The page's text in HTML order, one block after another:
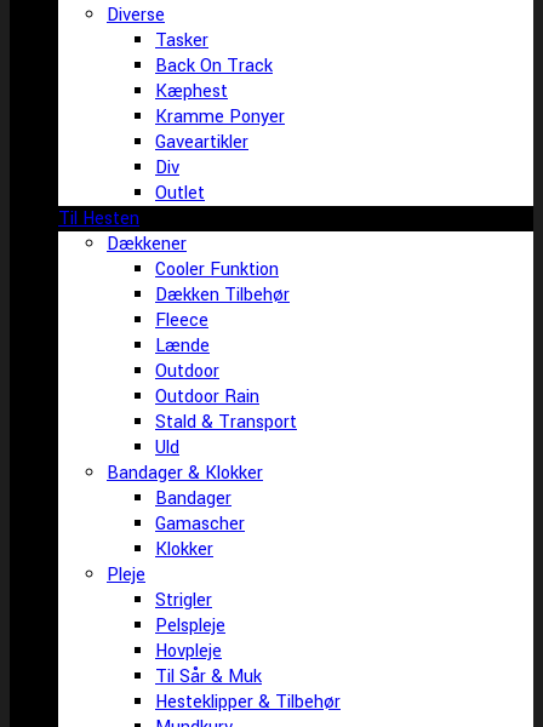
Diverse
Tasker
Back On Track
Kæphest
Kramme Ponyer
Gaveartikler
Div
Outlet
Til Hesten
Dækkener
Cooler Funktion
Dækken Tilbehør
Fleece
Lænde
Outdoor
Outdoor Rain
Stald & Transport
Uld
Bandager & Klokker
Bandager
Gamascher
Klokker
Pleje
Strigler
Pelspleje
Hovpleje
Til Sår & Muk
Hesteklipper & Tilbehør